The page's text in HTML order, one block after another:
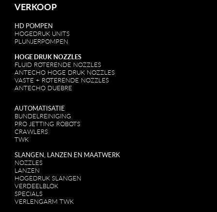
VERKOOP
HD POMPEN
HOGEDRUK UNITS
PLUNJERPOMPEN
HOGE DRUK NOZZLES
FLUID ROTERENDE NOZZLES
ANTECHO HOGE DRUK NOZZLES
VASTE + ROTERENDE NOZZLES
ANTECHO DUEBRE
AUTOMATISATIE
BUNDELREINIGING
PRO JETTING ROBOTS
CRAWLERS
TWK
SLANGEN, LANZEN EN MAATWERK
NOZZLES
LANZEN
HOGEDRUK SLANGEN
VERDEELBLOK
SPECIALS
VERLENGARM TWK